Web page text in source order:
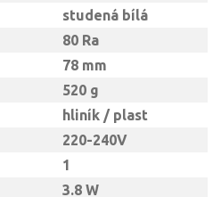
studená bílá
80 Ra
78 mm
520 g
hliník / plast
220-240V
1
3.8 W